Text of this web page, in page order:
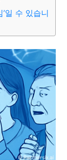
일 수 있습니